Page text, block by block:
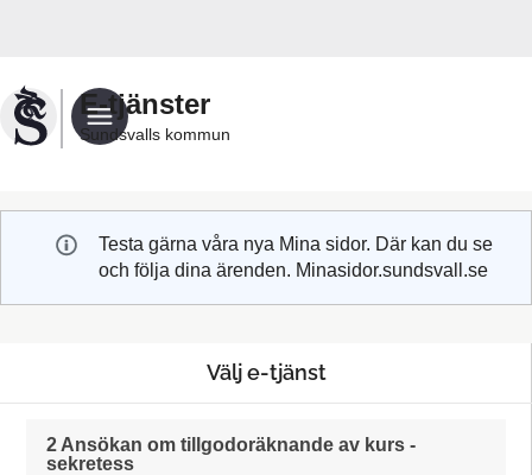
Sundsvalls
kommuns
e-
E-tjänster
Sundsvalls kommun
Testa gärna våra nya Mina sidor. Där kan du se
och följa dina ärenden. Minasidor.sundsvall.se
Välj e-tjänst
2 Ansökan om tillgodoräknande av kurs -
sekretess